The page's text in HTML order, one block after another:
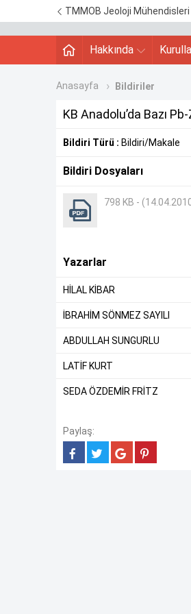
TMMOB Jeoloji Mühendisleri
Hakkında
Anasayfa Bildiriler
KB Anadolu’da Bazı
Bildiri Türü : Bildiri/Makale
Bildiri Dosyaları
798 KB -
Yazarlar
HİLAL KİBAR
İBRAHİM SÖNMEZ SAYILI
ABDULLAH SUNGURLU
LATİF KURT
SEDA ÖZDEMİR FRİTZ
Paylaş: